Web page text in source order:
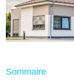
Sommaire